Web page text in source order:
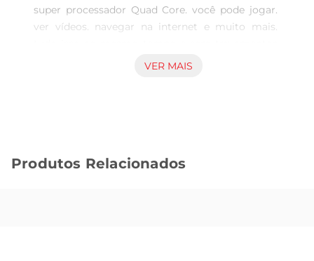
super processador Quad Core. você pode jogar.
ver vídeos. navegar na internet e muito mais.
ou lentidão. tudo isso acompanhado do sistema
músicas e vídeos de até 3 horas. você terá muito
VER MAIS
Produtos Relacionados